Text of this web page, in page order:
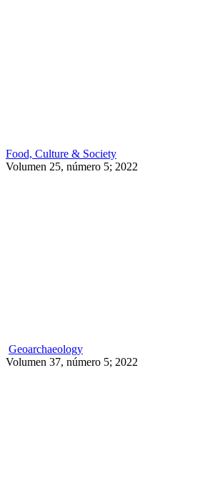
Food, Culture & Society
Volumen 25, número 5; 2022
Geoarchaeology
Volumen 37, número 5; 2022